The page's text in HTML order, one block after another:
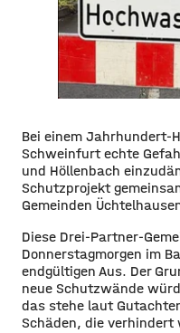
Bei einem Jahrhundert-
Schweinfurt echte
und Höllenbach
Schutzprojekt
Gemeinden
Diese Drei-Partner-
Donnerstagmorgen im
endgültigen Aus. Der
neue Schutzwände
das stehe laut
Schäden, die verhindert